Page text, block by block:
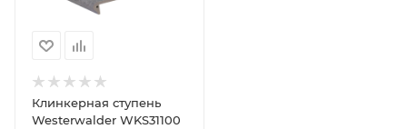
Клинкерная ступень
Westerwalder WKS31100